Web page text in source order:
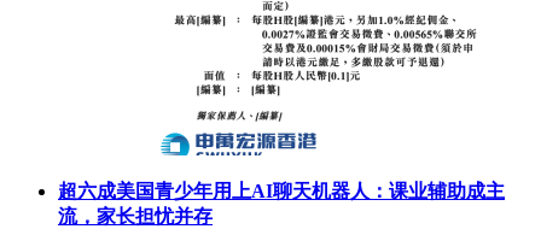
超六成美国青少年用上AI聊天机器人：课业辅助成主
流，家长担忧并存